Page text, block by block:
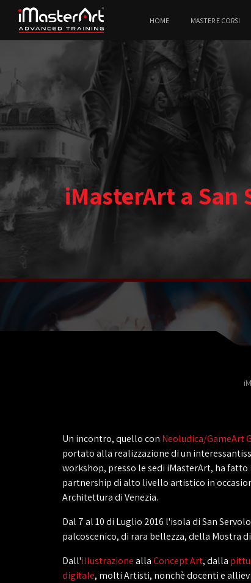
HOME MASTER E CORSI
iMasterArt a San
Un incontro, quello con Neoludica/GameArt
portato alla realizzazione di un
workshop, presso le sedi iMasterArt, ha fatto
partnership di alto livello artistico in
Architettura di Venezia.
Dal 7 al 10 di Luglio 2016 l'isola di San
palcoscenico, di rara bellezza, della Mostra
Dall'illustrazioneallaConcept Art, dalla
digitale, molti Artisti, nonchè docenti e